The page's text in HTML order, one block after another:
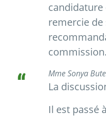
candidature
remercie de
commission.
Mme Sonya
La
Il est passé